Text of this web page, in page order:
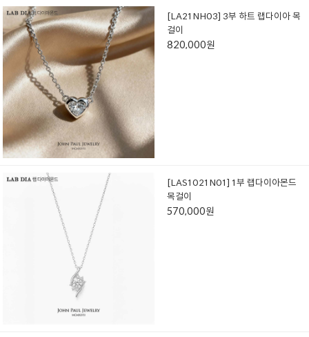
[LA21NH03] 3부 하트 랩다이아 목
걸이
820,000원
[LAS1021N01] 1부 랩다이아몬드
목걸이
570,000원